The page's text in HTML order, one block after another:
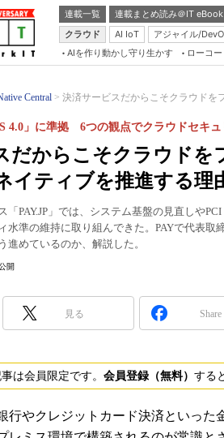
連載一覧 連載まとめ読み＠IT eBook
クラウド
AI IoT アジャイル/
AIを作り動かし守り生かす ローコ
Central 決済サービスだからこそクラウドを
だからこそクラウド
イティブを推進する理
4.0」に準拠 6つの観点でクラウドセキ
「PAY.JP」では、システム基盤の見直しや
水準の維持に取り組んできた。PAYで代表取
進めているのか、解説した。
開
見る Share
は会員限定です。 会員登録（無料） する
やクレジットカード決済といった